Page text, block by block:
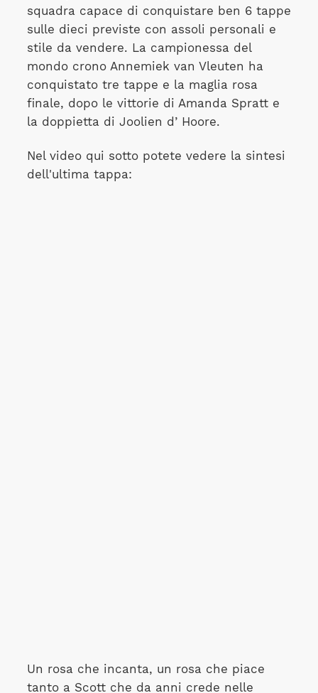
squadra capace di conquistare ben 6 tappe
sulle dieci previste con assoli personali e
stile da vendere. La campionessa del
mondo crono Annemiek van Vleuten ha
conquistato tre tappe e la maglia rosa
finale, dopo le vittorie di Amanda Spratt e
la doppietta di Joolien d’ Hoore.
Nel video qui sotto potete vedere la sintesi
dell'ultima tappa:
Un rosa che incanta, un rosa che piace
tanto a Scott che da anni crede nelle